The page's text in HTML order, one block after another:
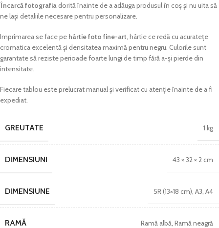
Încarcă fotografia dorită înainte de a adăuga produsul în coș și nu uita să
ne lași detaliile necesare pentru personalizare.
Imprimarea se face pe hârtie foto fine-art , hârtie ce redă cu acuratețe
cromatica excelentă și densitatea maximă pentru negru. Culorile sunt
garantate să reziste perioade foarte lungi de timp fără a-și pierde din
intensitate.
Fiecare tablou este prelucrat manual și verificat cu atenție înainte de a fi
expediat.
GREUTATE 1 kg
DIMENSIUNI 43 × 32 × 2 cm
DIMENSIUNE 5R (13×18 cm) A3 A4
RAMĂ Ramă albă Ramă neagră